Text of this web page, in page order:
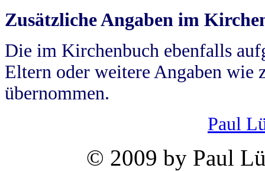
Zusätzliche Angaben im
Die im Kirchenbuch ebenfalls
Eltern oder weitere Angaben wie
übernommen.
Paul
© 2009 by Paul